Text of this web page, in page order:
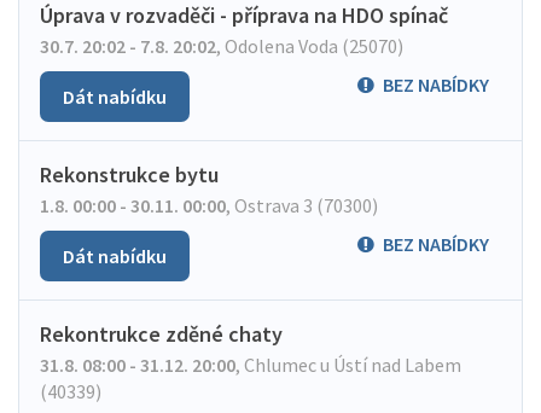
Úprava v rozvaděči - příprava na HDO spínač
30.7. 20:02 - 7.8. 20:02, Odolena Voda (25070)
BEZ NABÍDKY
Dát nabídku
Rekonstrukce bytu
1.8. 00:00 - 30.11. 00:00, Ostrava 3 (70300)
BEZ NABÍDKY
Dát nabídku
Rekontrukce zděné chaty
31.8. 08:00 - 31.12. 20:00, Chlumec u Ústí nad Labem
(40339)